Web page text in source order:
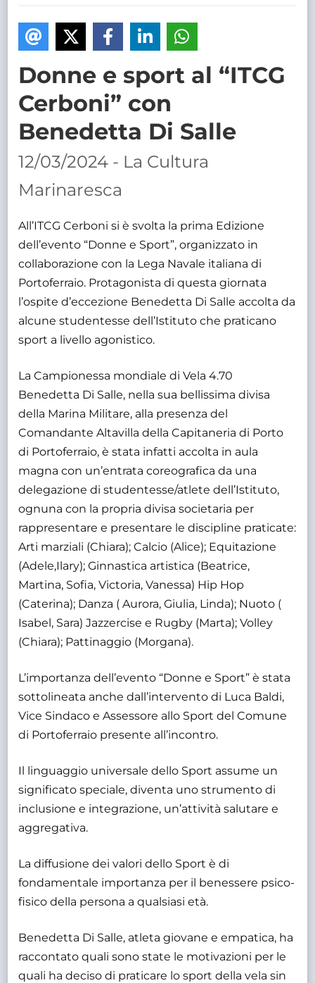
Donne e sport al “ITCG
Cerboni” con
Benedetta Di Salle
12/03/2024 - La Cultura
Marinaresca
All’ITCG Cerboni si è svolta la prima Edizione
dell’evento “Donne e Sport”, organizzato in
collaborazione con la Lega Navale italiana di
Portoferraio. Protagonista di questa giornata
l’ospite d’eccezione Benedetta Di Salle accolta da
alcune studentesse dell’Istituto che praticano
sport a livello agonistico.
La Campionessa mondiale di Vela 4.70
Benedetta Di Salle, nella sua bellissima divisa
della Marina Militare, alla presenza del
Comandante Altavilla della Capitaneria di Porto
di Portoferraio, è stata infatti accolta in aula
magna con un’entrata coreografica da una
delegazione di studentesse/atlete dell’Istituto,
ognuna con la propria divisa societaria per
rappresentare e presentare le discipline praticate:
Arti marziali (Chiara); Calcio (Alice); Equitazione
(Adele,Ilary); Ginnastica artistica (Beatrice,
Martina, Sofia, Victoria, Vanessa) Hip Hop
(Caterina); Danza ( Aurora, Giulia, Linda); Nuoto (
Isabel, Sara) Jazzercise e Rugby (Marta); Volley
(Chiara); Pattinaggio (Morgana).
L’importanza dell’evento “Donne e Sport” è stata
sottolineata anche dall’intervento di Luca Baldi,
Vice Sindaco e Assessore allo Sport del Comune
di Portoferraio presente all’incontro.
Il linguaggio universale dello Sport assume un
significato speciale, diventa uno strumento di
inclusione e integrazione, un’attività salutare e
aggregativa.
La diffusione dei valori dello Sport è di
fondamentale importanza per il benessere psico-
fisico della persona a qualsiasi età.
Benedetta Di Salle, atleta giovane e empatica, ha
raccontato quali sono state le motivazioni per le
quali ha deciso di praticare lo sport della vela sin